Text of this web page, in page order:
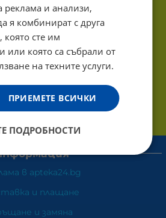
в apteka24.bg
и плащане
и замяна
реклама и анализи,
я комбинират с друга
сте им
или която са събрали от
на техните услуги.
ПРИЕМЕТЕ ВСИЧКИ
ПОДРОБНОСТИ